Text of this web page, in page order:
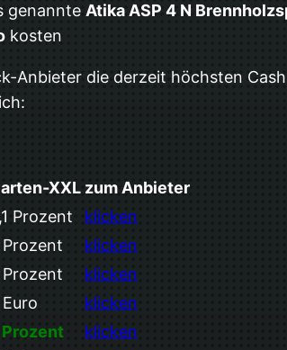
genannte Atika ASP 4 N
kosten
Anbieter die derzeit höchsten
XXL zum Anbieter
Prozent
klicken
Prozent
klicken
Prozent
klicken
klicken
klicken